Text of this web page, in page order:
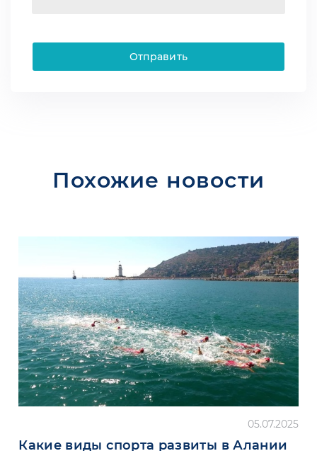
Отправить
Похожие новости
05.07.2025
Какие виды спорта развиты в Алании